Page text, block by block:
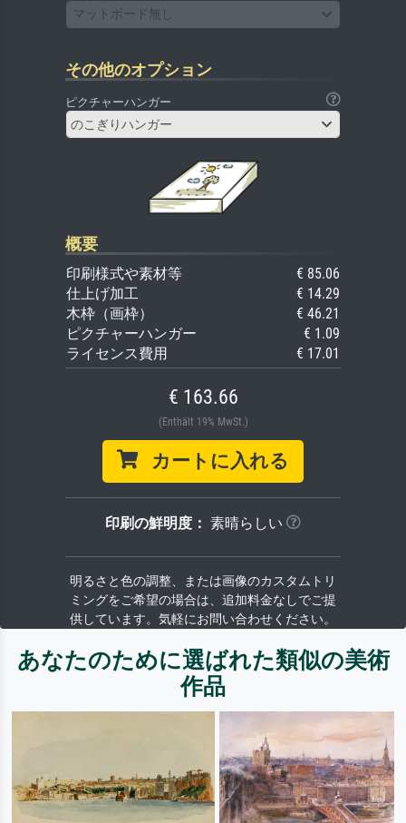
マットボード無し
その他のオプション
ピクチャーハンガー
のこぎりハンガー
概要
印刷様式や素材等
€ 85.06
仕上げ加工
€ 14.29
木枠（画枠）
€ 46.21
ピクチャーハンガー
€ 1.09
ライセンス費用
€ 17.01
€ 163.66
(Enthält 19% MwSt.)
カートに入れる
印刷の鮮明度： 素晴らしい
明るさと色の調整、または画像のカスタムトリ
ミングをご希望の場合は、追加料金なしでご提
供しています。気軽にお問い合わせください。
あなたのために選ばれた類似の美術
作品